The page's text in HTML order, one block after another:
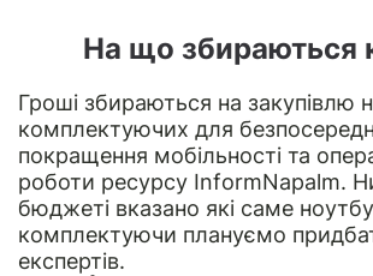
На що збираються
Гроші збираються на закупівлю
комплектуючих для
покращення мобільності та
роботи ресурсу InformNapalm.
бюджеті вказано які саме
комплектуючи плануємо
експертів.